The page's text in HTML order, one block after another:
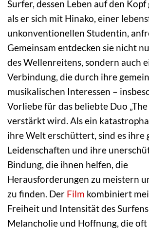
Surfer, dessen Leben auf den
als er sich mit Hinako, einer
unkonventionellen Studentin,
Gemeinsam entdecken sie nicht
des Wellenreitens, sondern auch
Verbindung, die durch ihre
musikalischen Interessen –
Vorliebe für das beliebte Duo „The
verstärkt wird. Als ein
ihre Welt erschüttert, sind es ihre
Leidenschaften und ihre
Bindung, die ihnen helfen, die
Herausforderungen zu meistern
zu finden. Der Film kombiniert
Freiheit und Intensität des
Melancholie und Hoffnung, die